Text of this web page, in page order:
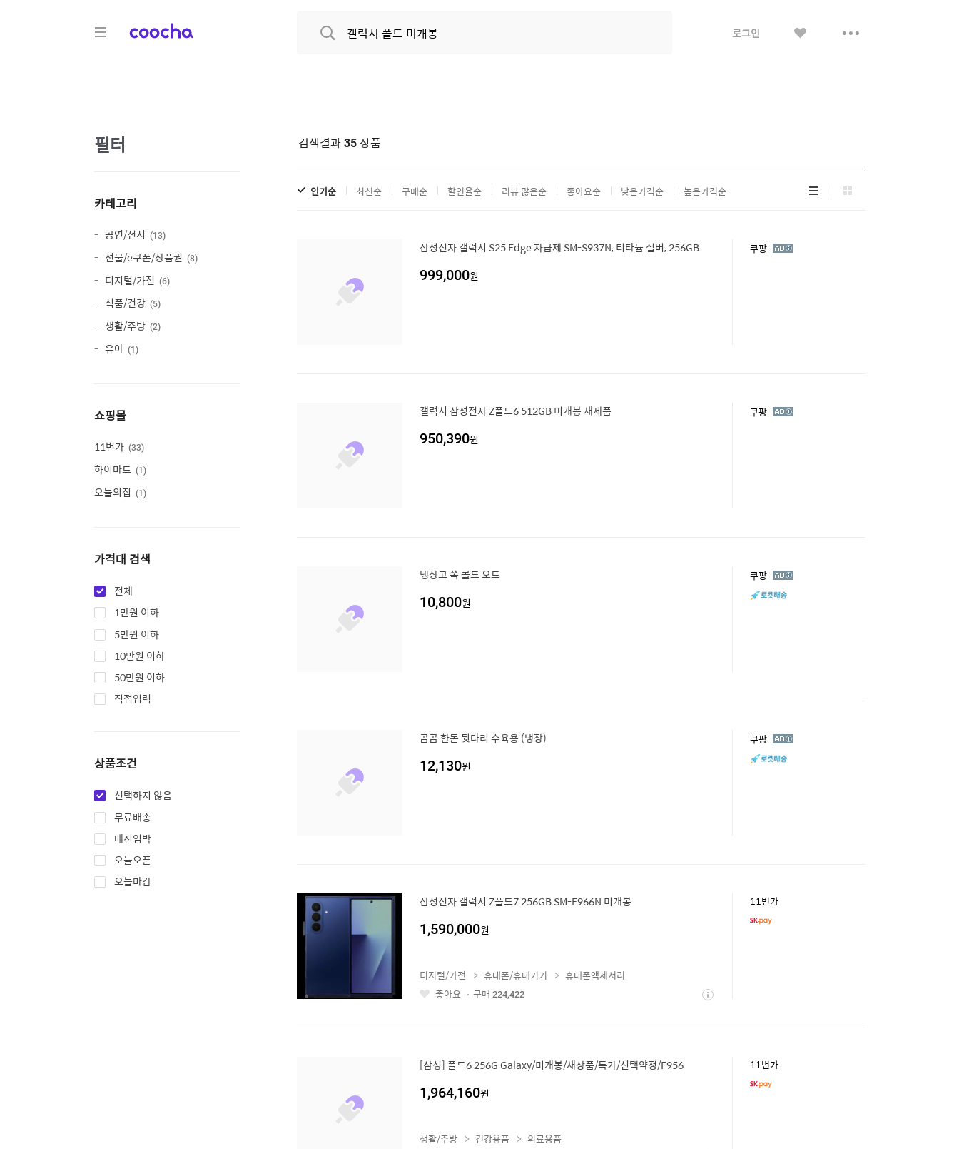
COOCHA 로그인 보
필터
카테고리
공연/전시 13
선물/e쿠폰/상품권 8
디지털/가전 6
식품/건강 5
생활/주방 2
유아 1
쇼핑몰
11번가 33
하이마트 1
오늘의집 1
가격대 검색
전체
1만원 이하
5만원 이하
10만원 이하
50만원 이하
직접입력
상품조건
선택하지 않음
무료배송
매진임박
오늘오픈
오늘마감
검색결과 35 상품
인기순 최신순 구매순 할인율순 리뷰 많은순 좋아요순 낮은가격순 높은가격순 리
스
그
리
삼성전자 갤럭시 S25 Edge 자급제 SM-S937N, 티타늄 실버, 256GB
999,000원
쿠팡 광
갤럭시 삼성전자 Z폴드6 512GB 미개봉 새제품
950,390원
쿠팡 광
냉장고 쏙 롤드 오트
10,800원
쿠팡 광
고
곰곰 한돈 뒷다리 수육용 (냉장)
12,130원
쿠팡 광
고
삼성전자 갤럭시 Z폴드7 256GB SM-F966N 미개봉
1,590,000원
11번가
좋 상
디지털/가전 휴대폰/휴대기기
휴대폰액세서리
좋아요
구매 224,422
[삼성] 폴드6 256G Galaxy/미개봉/새상품/특가/선택약정/F956
1,964,160원
11번가
생활/주방 건강용품
의료용품